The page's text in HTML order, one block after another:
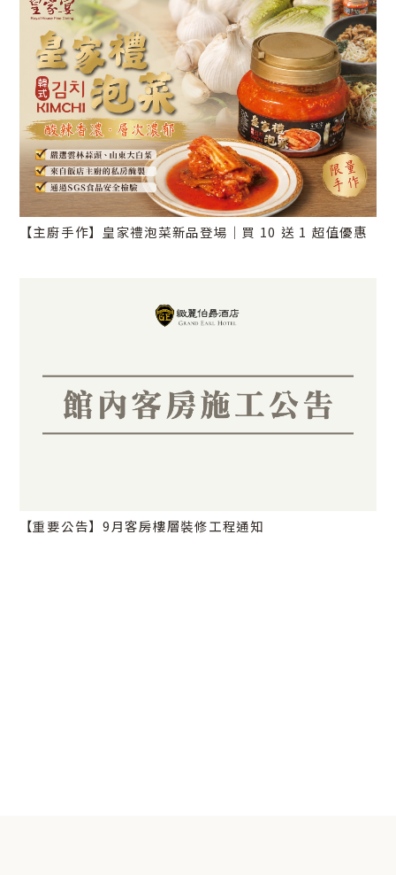
【主廚手作】皇家禮泡菜新品登場｜買 10 送 1 超值優惠
【重要公告】9月客房樓層裝修工程通知